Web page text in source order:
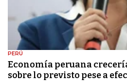
PERÚ
Economía peruana
sobre lo previsto pese a